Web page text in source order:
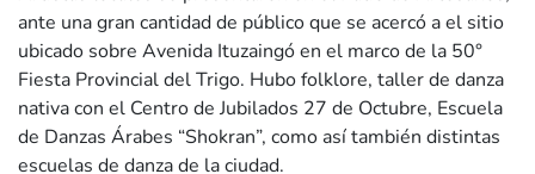
ante una gran cantidad de público que se acercó a el sitio
ubicado sobre Avenida Ituzaingó en el marco de la 50°
Fiesta Provincial del Trigo. Hubo folklore, taller de danza
nativa con el Centro de Jubilados 27 de Octubre, Escuela
de Danzas Árabes “Shokran”, como así también distintas
escuelas de danza de la ciudad.